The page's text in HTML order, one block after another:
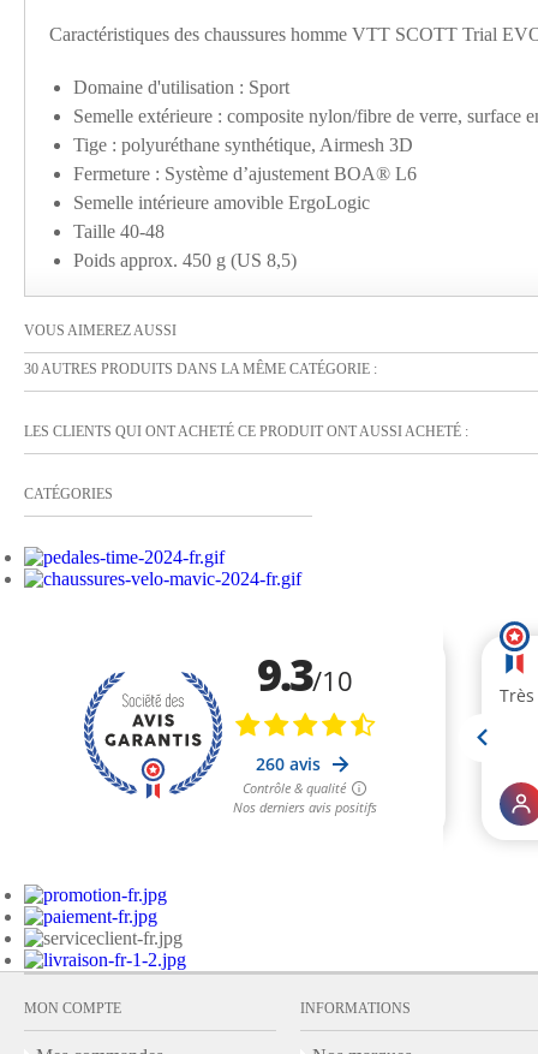
Caractéristiques des chaussures homme VTT SCOTT Trial
Domaine d'utilisation : Sport
Semelle extérieure : composite nylon/fibre de verre, surface
Tige : polyuréthane synthétique, Airmesh 3D
Fermeture : Système d’ajustement BOA® L6
Semelle intérieure amovible ErgoLogic
Taille 40-48
Poids approx. 450 g (US 8,5)
VOUS AIMEREZ AUSSI
30 AUTRES PRODUITS DANS LA MÊME CATÉGORIE :
LES CLIENTS QUI ONT ACHETÉ CE PRODUIT ONT AUSSI ACHETÉ :
CATÉGORIES
MON COMPTE INFORMATIONS